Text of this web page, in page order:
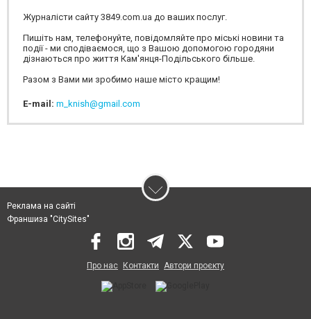
Журналісти сайту 3849.com.ua до ваших послуг.
Пишіть нам, телефонуйте, повідомляйте про міські новини та
події - ми сподіваємося, що з Вашою допомогою городяни
дізнаються про життя Кам'янця-Подільського більше.
Разом з Вами ми зробимо наше місто кращим!
E-mail: m_knish@gmail.com
Реклама на сайті
Франшиза "CitySites"
Про нас Контакти Автори проєкту